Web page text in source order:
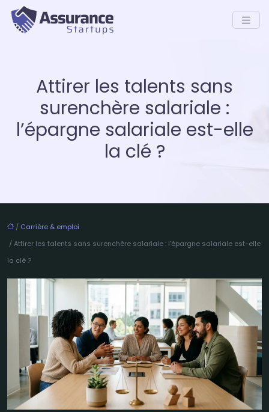
Attirer les talents sans
surenchère salariale :
l’épargne salariale est-elle
la clé ?
/ Carrière & emploi
/ Attirer les talents sans surenchère salariale : l’épargne salariale est-elle
la clé ?